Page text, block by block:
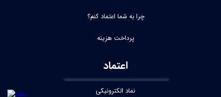
چرا به شما اعتماد کنم؟
پرداخت هزینه
اعتماد
نماد الکترونیکی